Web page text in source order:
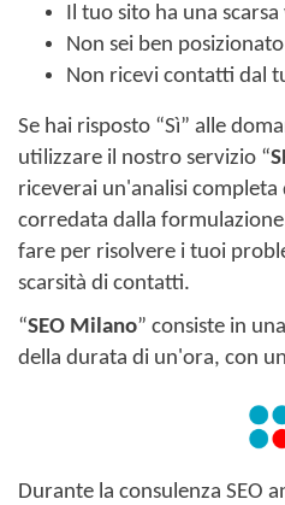
Il tuo sito ha una
Non sei ben
Non ricevi contatti dal
Se hai risposto “Sì” alle
utilizzare il nostro servizio “
riceverai un'analisi
corredata dalla
fare per risolvere i tuoi
scarsità di contatti.
“SEO Milano” consiste in
della durata di un'ora, con
Durante la consulenza SEO